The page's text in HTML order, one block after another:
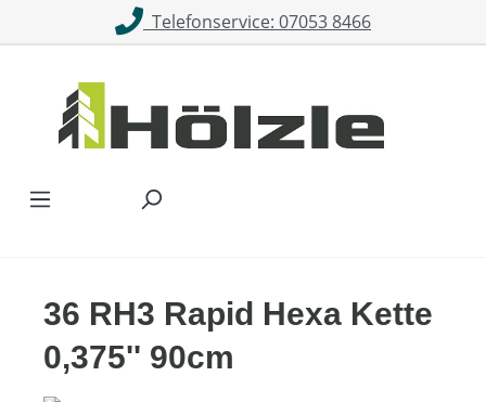
Zum Hauptinhalt springenTelefonservice: 07053 8466
36 RH3 Rapid Hexa Kette
0,375'' 90cm